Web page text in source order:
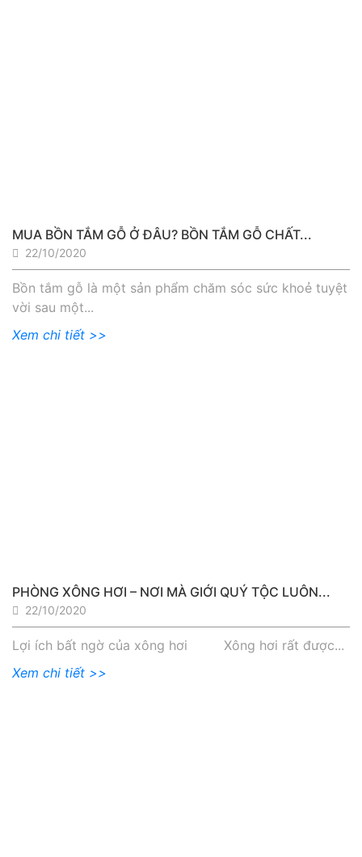
MUA BỒN TẮM GỖ Ở ĐÂU? BỒN TẮM GỖ CHẤT...
22/10/2020
Bồn tắm gỗ là một sản phẩm chăm sóc sức khoẻ tuyệt
vời sau một...
Xem chi tiết >>
PHÒNG XÔNG HƠI – NƠI MÀ GIỚI QUÝ TỘC LUÔN...
22/10/2020
Lợi ích bất ngờ của xông hơi Xông hơi rất được...
Xem chi tiết >>